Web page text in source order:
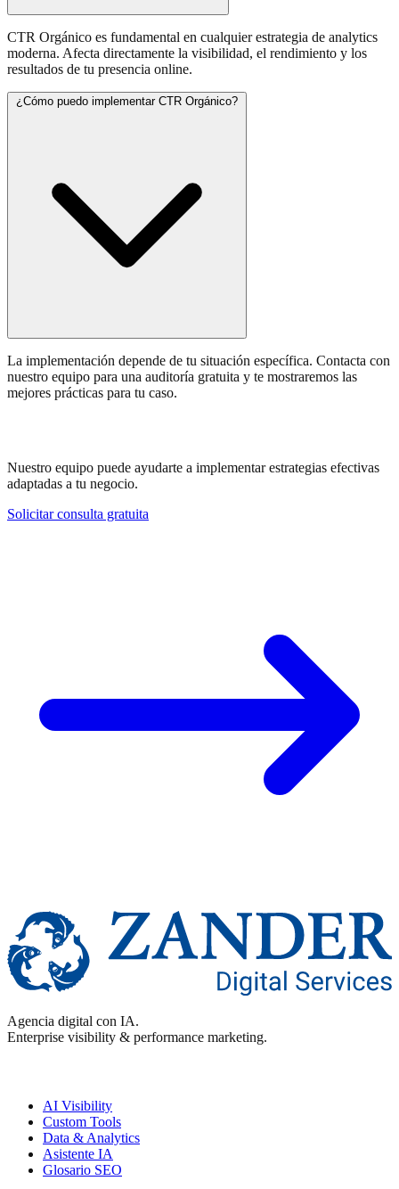
CTR Orgánico es fundamental en cualquier estrategia de analytics
moderna. Afecta directamente la visibilidad, el rendimiento y los
resultados de tu presencia online.
¿Cómo puedo implementar CTR Orgánico?
La implementación depende de tu situación específica. Contacta con
nuestro equipo para una auditoría gratuita y te mostraremos las
mejores prácticas para tu caso.
Nuestro equipo puede ayudarte a implementar estrategias efectivas
adaptadas a tu negocio.
Solicitar consulta gratuita
Agencia digital con IA.
Enterprise visibility & performance marketing.
AI Visibility
Custom Tools
Data & Analytics
Asistente IA
Glosario SEO